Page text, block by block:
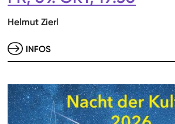
Helmut Zierl
INFOS